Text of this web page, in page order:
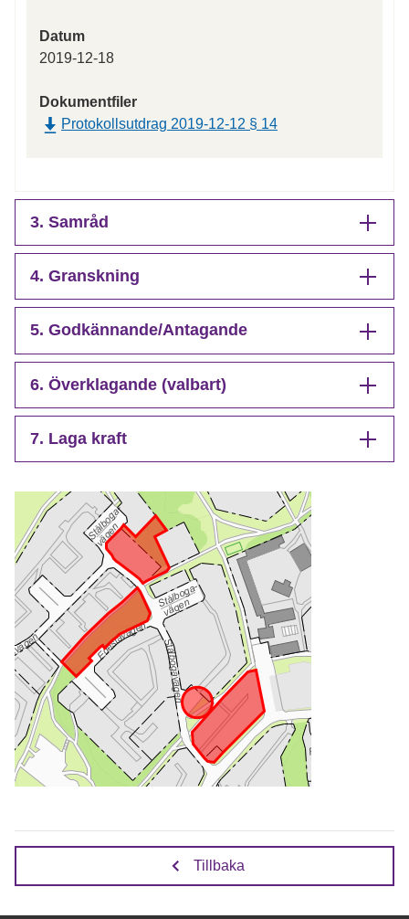
Datum
2019-12-18
Dokumentfiler
Protokollsutdrag 2019-12-12 § 14
3. Samråd
4. Granskning
5. Godkännande/Antagande
6. Överklagande (valbart)
7. Laga kraft
Tillbaka